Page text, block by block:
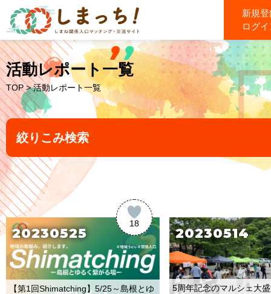
新規
ログ
活動レポート一覧
TOP > 活動レポート一覧
絞りこみ検索
18
20230525
【第1回Shimatching】5/25～島根とゆ
20230514
5周年記念のマルシェ大